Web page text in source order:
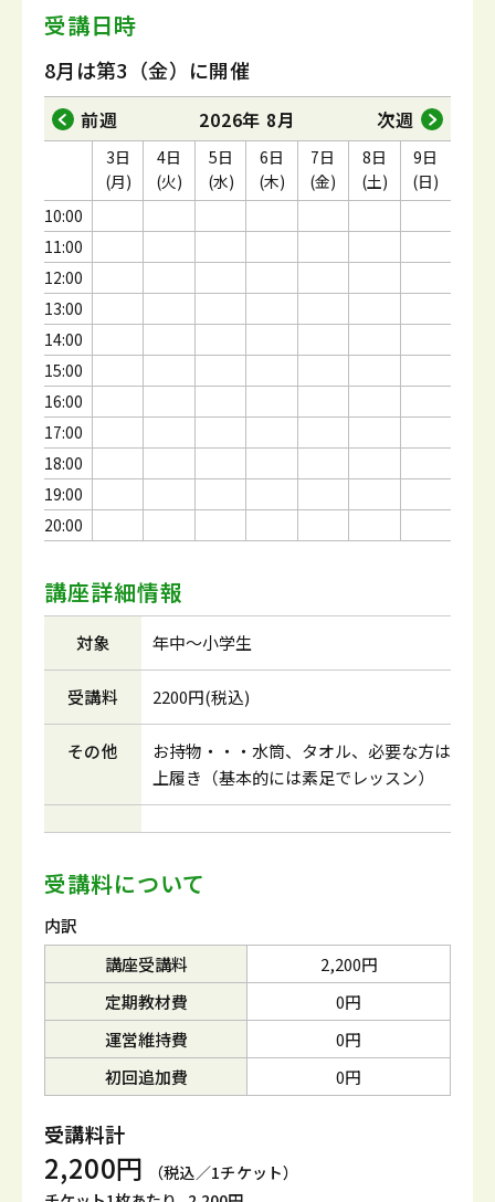
受講日時
8月は第3（金）に開催
前週 2026年 8月 次週
10:00
11:00
12:00
13:00
14:00
15:00
16:00
17:00
18:00
19:00
20:00
3日
(月)
4日
(火)
5日
(水)
6日
(木)
7日
(金)
8日
(土)
9日
(日)
講座詳細情報
対象 年中～小学生
受講料 2200円(税込)
その他
お持物・・・水筒、タオル、必要な方は
上履き（基本的には素足でレッスン）
受講料について
内訳
講座受講料
2,200円
定期教材費
0円
運営維持費
0円
初回追加費
0円
受講料計
2,200円
（税込／1チケット）